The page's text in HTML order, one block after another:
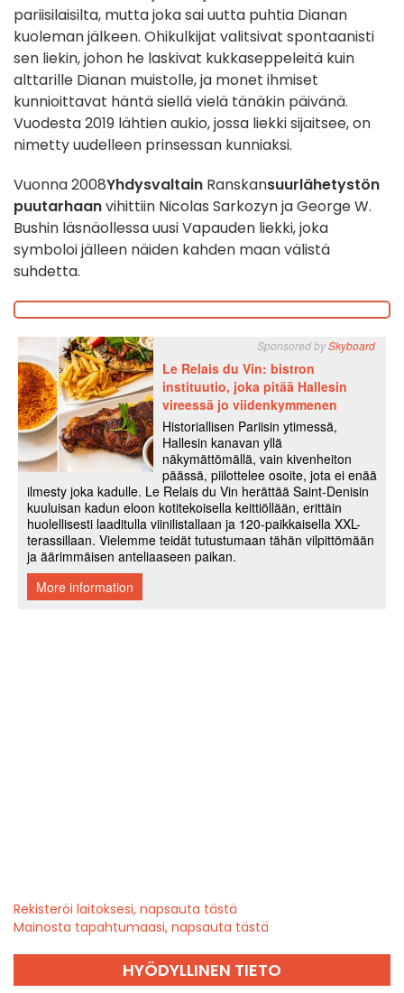
pariisilaisilta, mutta joka sai uutta puhtia Dianan
kuoleman jälkeen. Ohikulkijat valitsivat spontaanisti
sen liekin, johon he laskivat kukkaseppeleitä kuin
alttarille Dianan muistolle, ja monet ihmiset
kunnioittavat häntä siellä vielä tänäkin päivänä.
Vuodesta 2019 lähtien aukio, jossa liekki sijaitsee, on
nimetty uudelleen prinsessan kunniaksi.
Vuonna 2008Yhdysvaltain Ranskansuurlähetystön
puutarhaanvihittiin Nicolas Sarkozyn ja George W.
Bushin läsnäollessa uusi Vapauden liekki, joka
symboloi jälleen näiden kahden maan välistä
suhdetta.
Rekisteröi laitoksesi, napsauta tästä
Mainosta tapahtumaasi, napsauta tästä
HYÖDYLLINEN TIETO